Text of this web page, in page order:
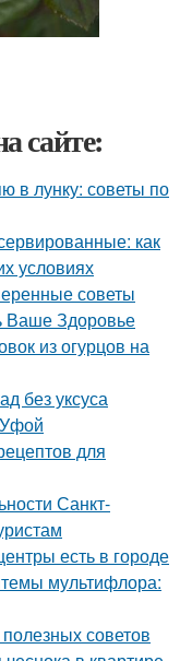
сайте:
в лунку: советы по
как
условиях
советы
Ваше Здоровье
из огурцов на
без уксуса
для
Санкт-
есть в городе
мультифлора:
советов